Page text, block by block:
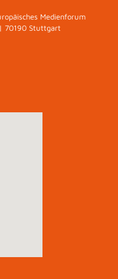
Medienforum
70190 Stuttgart